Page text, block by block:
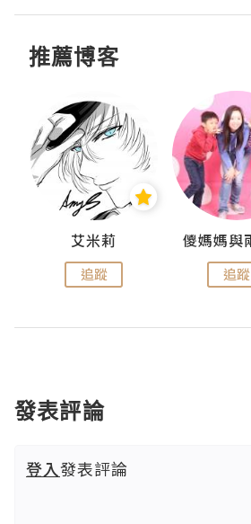
推薦博客
艾米莉
追蹤 追蹤
發表評論
登入發表評論